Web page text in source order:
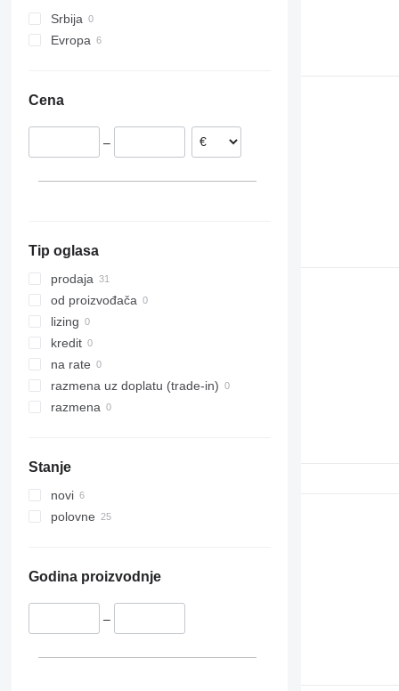
D series
D4
Srbija
Evropa
Cena
–
Tip oglasa
prodaja
od proizvođača
lizing
kredit
na rate
razmena uz doplatu (trade-in)
razmena
Stanje
novi
polovne
Godina proizvodnje
–